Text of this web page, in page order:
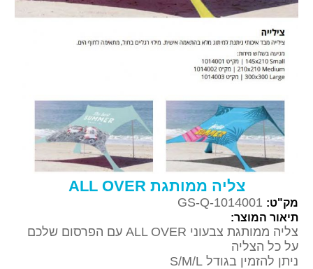
צליה ממותגת ALL OVER
מק"ט: GS-Q-1014001
תיאור המוצר:
צליה ממותגת צבעוני ALL OVER עם הפרסום שלכם
על כל הצליה
ניתן להזמין בגודל S/M/L